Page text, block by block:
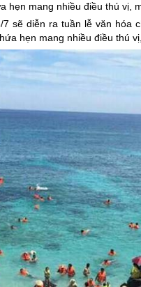
mang nhiều điều thú vị,
sẽ diễn ra tuần lễ văn hóa
hẹn mang nhiều điều thú